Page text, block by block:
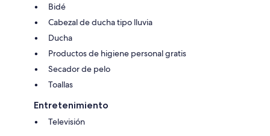
Bidé
Cabezal de ducha tipo lluvia
Ducha
Productos de higiene personal gratis
Secador de pelo
Toallas
Entretenimiento
Televisión